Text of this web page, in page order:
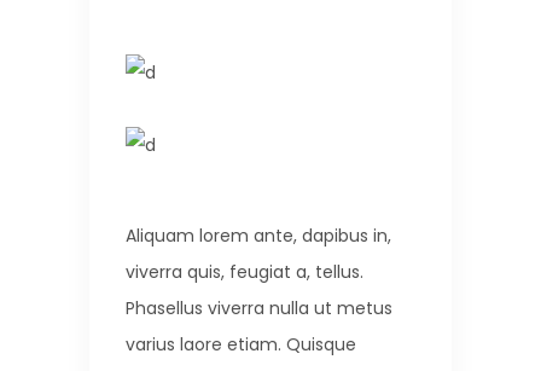
Aliquam lorem ante, dapibus in,
viverra quis, feugiat a, tellus.
Phasellus viverra nulla ut metus
varius laore etiam. Quisque